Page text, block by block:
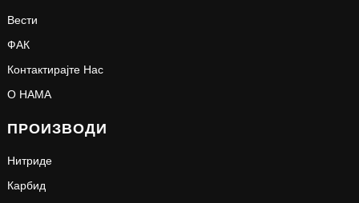
Вести
ФАК
Контактирајте Нас
О НАМА
ПРОИЗВОДИ
Нитриде
Карбид